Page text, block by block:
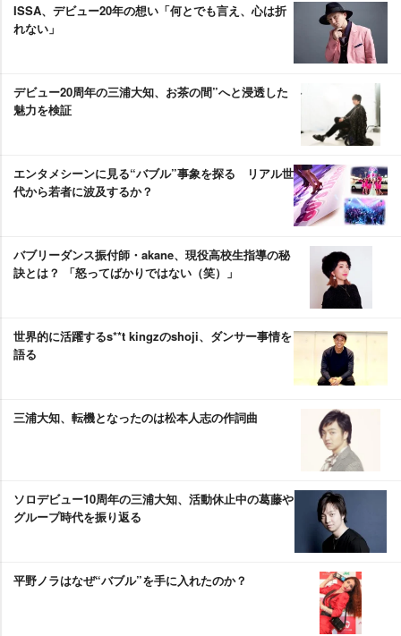
ISSA、デビュー20年の想い「何とでも言え、心は折
れない」
デビュー20周年の三浦大知、お茶の間”へと浸透した
魅力を検証
エンタメシーンに見る“バブル”事象を探る リアル世
代から若者に波及するか？
バブリーダンス振付師・akane、現役高校生指導の秘
訣とは？ 「怒ってばかりではない（笑）」
世界的に活躍するs**t kingzのshoji、ダンサー事情を
語る
三浦大知、転機となったのは松本人志の作詞曲
ソロデビュー10周年の三浦大知、活動休止中の葛藤
グループ時代を振り返る
平野ノラはなぜ“バブル”を手に入れたのか？